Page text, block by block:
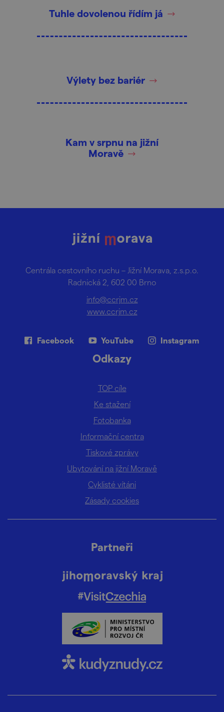
Tuhle dovolenou řídím já
Výlety bez bariér
Kam v srpnu na jižní
Moravě
Centrála cestovního ruchu – Jižní Morava, z.s.p.o.
Radnická 2, 602 00 Brno
info@ccrjm.cz
www.ccrjm.cz
Facebook YouTube Instagram
Odkazy
TOP cíle
Ke stažení
Fotobanka
Informační centra
Tiskové zprávy
Ubytování na jižní Moravě
Cyklisté vítáni
Zásady cookies
Partneři